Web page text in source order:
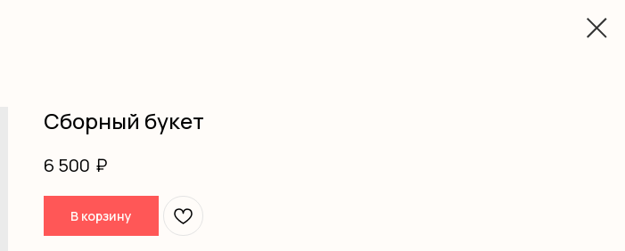
Сборный букет
6 500 ₽
В корзину